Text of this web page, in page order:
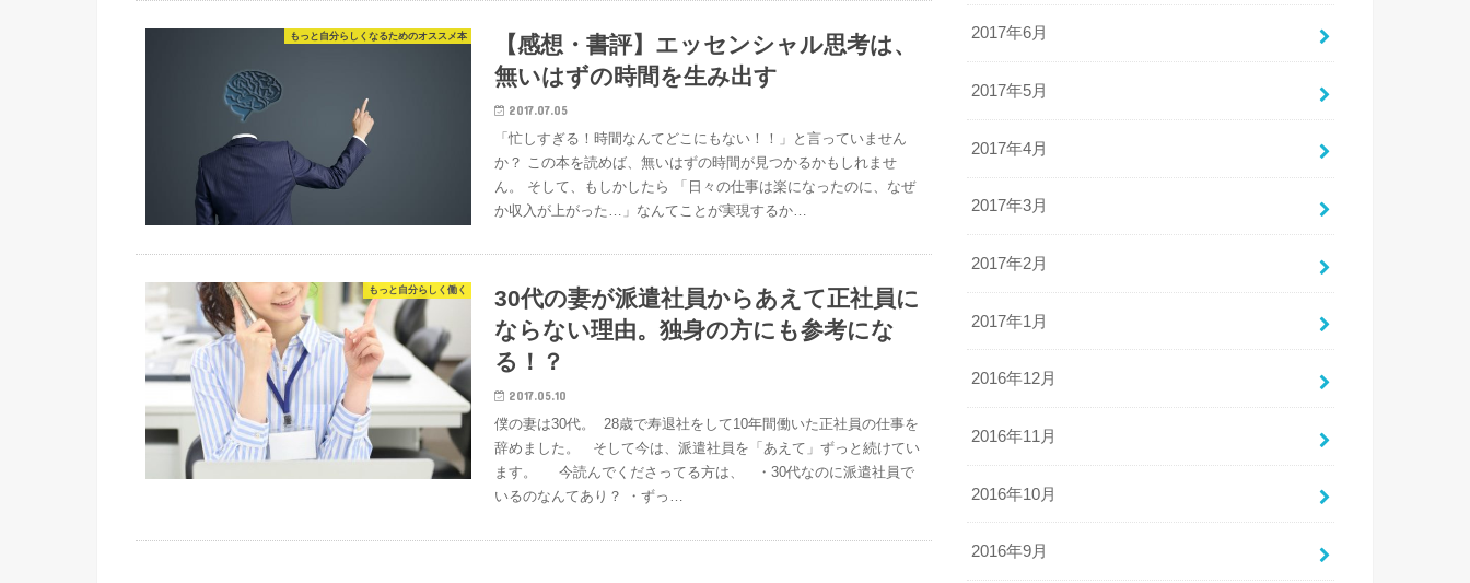
もっと自分らしくなるためのオススメ本
【感想・書評】エッセンシャル思考は、
無いはずの時間を生み出す
2017.07.05
「忙しすぎる！時間なんてどこにもない！！」と言っていません
か？ この本を読めば、無いはずの時間が見つかるかもしれませ
ん。 そして、もしかしたら 「日々の仕事は楽になったのに、なぜ
か収入が上がった…」なんてことが実現するか…
もっと自分らしく働く
30代の妻が派遣社員からあえて正社員に
ならない理由。独身の方にも参考にな
る！？
2017.05.10
僕の妻は30代。 28歳で寿退社をして10年間働いた正社員の仕事を
辞めました。 そして今は、派遣社員を「あえて」ずっと続けてい
ます。 今読んでくださってる方は、 ・30代なのに派遣社員で
いるのなんてあり？ ・ずっ…
2017年6月
2017年5月
2017年4月
2017年3月
2017年2月
2017年1月
2016年12月
2016年11月
2016年10月
2016年9月